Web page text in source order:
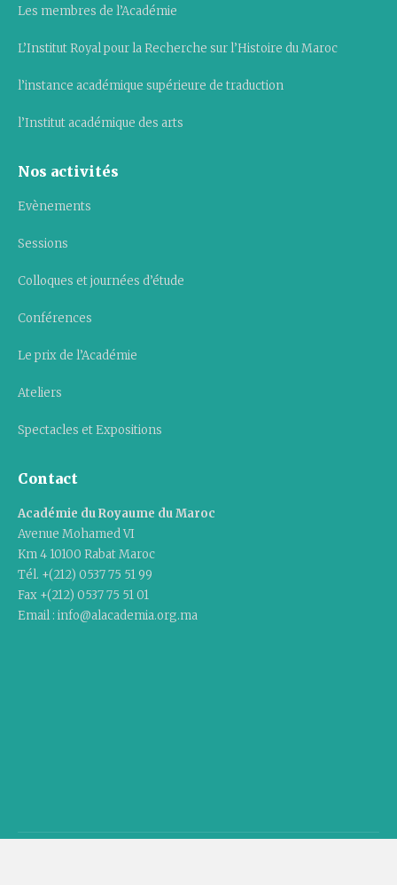
Les membres de l’Académie
L’Institut Royal pour la Recherche sur l’Histoire du Maroc
l’instance académique supérieure de traduction
l’Institut académique des arts
Nos activités
Evènements
Sessions
Colloques et journées d’étude
Conférences
Le prix de l’Académie
Ateliers
Spectacles et Expositions
Contact
Académie du Royaume du Maroc
Avenue Mohamed VI
Km 4 10100 Rabat Maroc
Tél. +(212) 0537 75 51 99
Fax +(212) 0537 75 51 01
Email : info@alacademia.org.ma